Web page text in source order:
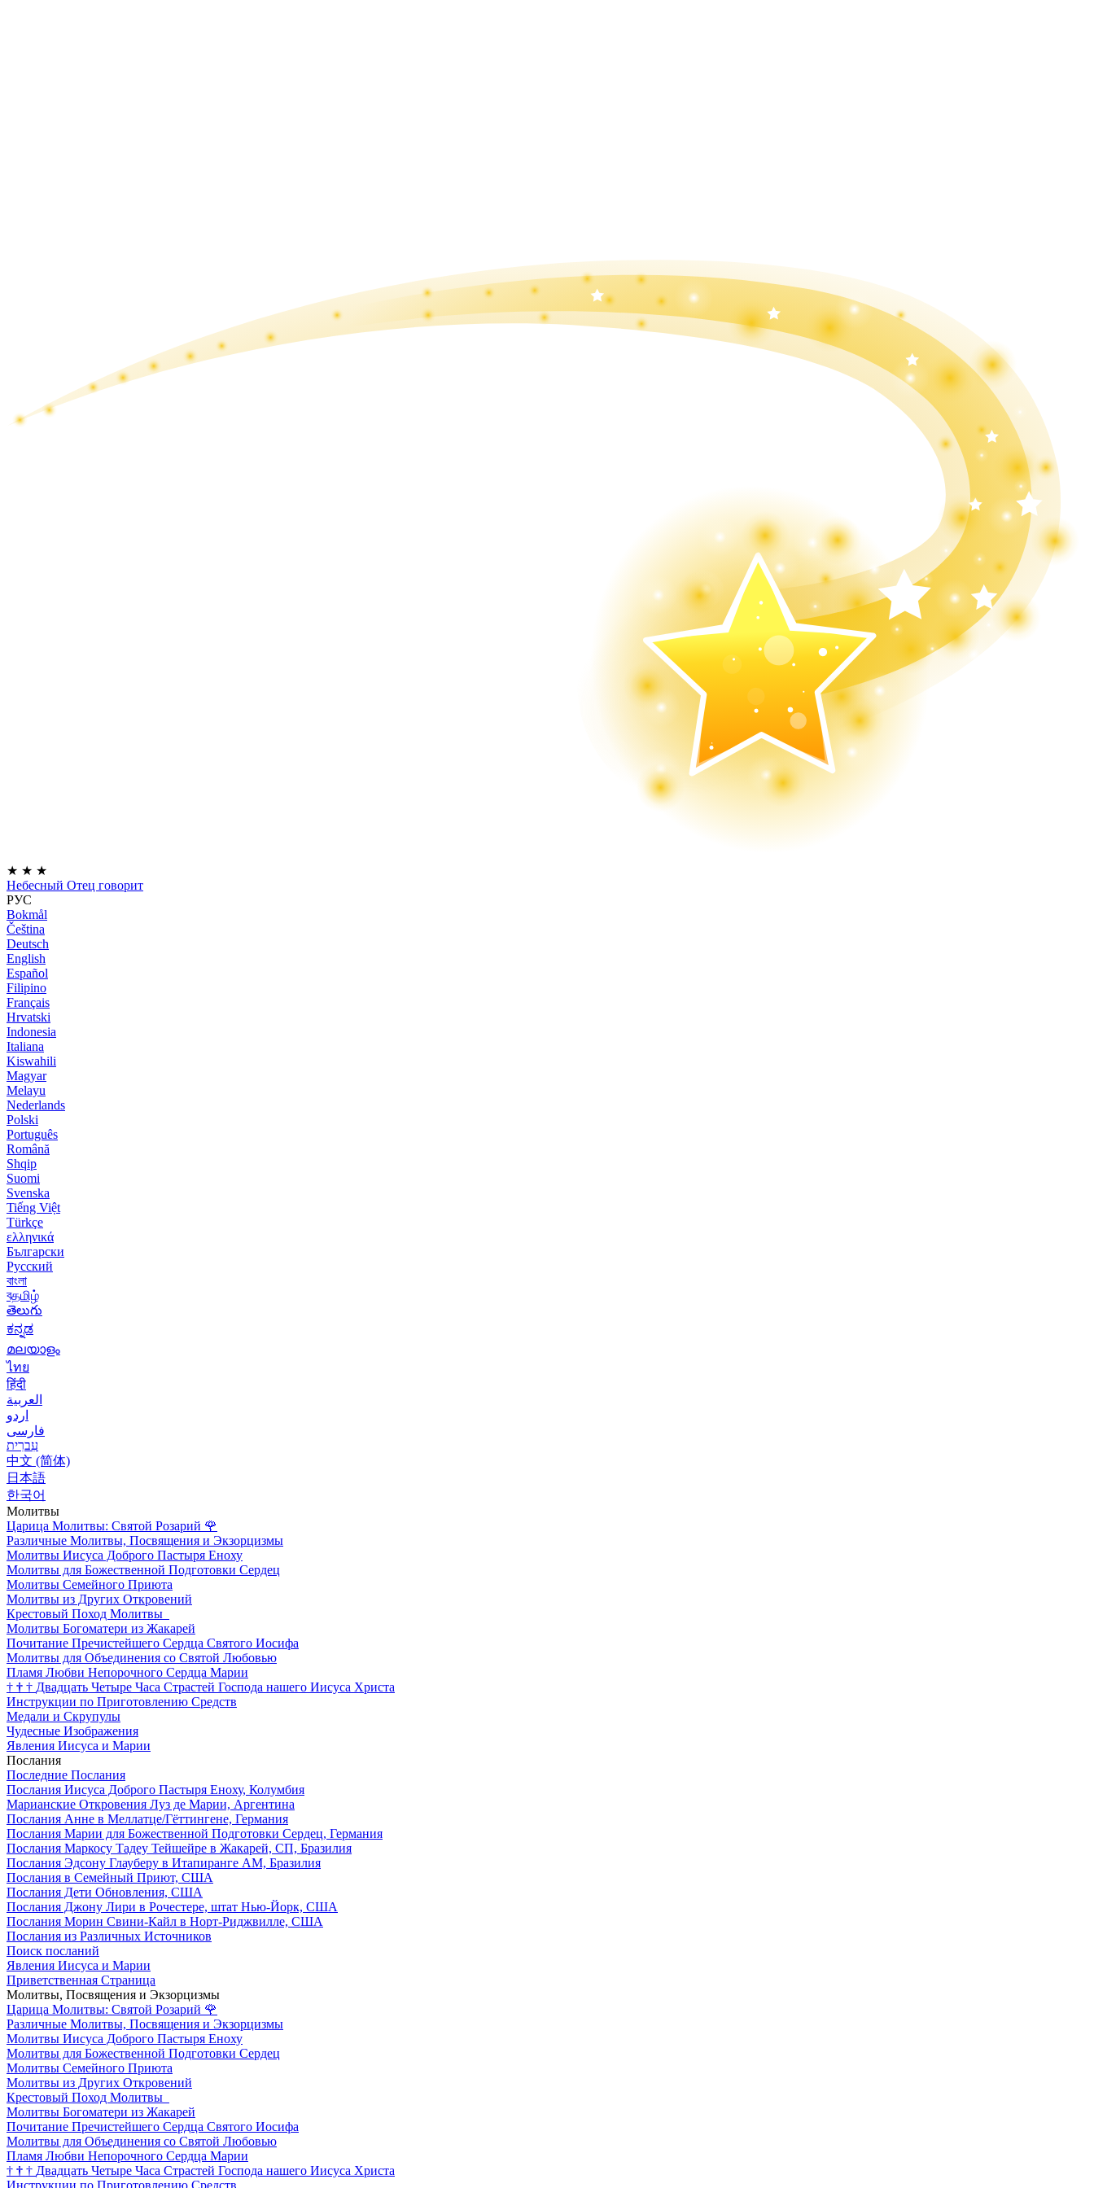
★ ★ ★
Небесный Отец говорит
РУС
Bokmål
Čeština
Deutsch
English
Español
Filipino
Français
Hrvatski
Indonesia
Italiana
Kiswahili
Magyar
Melayu
Nederlands
Polski
Português
Română
Shqip
Suomi
Svenska
Tiếng Việt
Türkçe
ελληνικά
Български
Русский
বাংলা
বதமிழ்
తెలుగు
ಕನ್ನಡ
മലയാളം
ไทย
हिंदी
العربية
اردو
فارسی
עִברִית
中文 (简体)
日本語
한국어
Молитвы
Царица Молитвы: Святой Розарий 🌹
Различные Молитвы, Посвящения и Экзорцизмы
Молитвы Иисуса Доброго Пастыря Еноху
Молитвы для Божественной Подготовки Сердец
Молитвы Семейного Приюта
Молитвы из Других Откровений
Крестовый Поход Молитвы
Молитвы Богоматери из Жакарей
Почитание Пречистейшего Сердца Святого Иосифа
Молитвы для Объединения со Святой Любовью
Пламя Любви Непорочного Сердца Марии
† † † Двадцать Четыре Часа Страстей Господа нашего Иисуса Христа
Инструкции по Приготовлению Средств
Медали и Скрупулы
Чудесные Изображения
Явления Иисуса и Марии
Послания
Последние Послания
Послания Иисуса Доброго Пастыря Еноху, Колумбия
Марианские Откровения Луз де Марии, Аргентина
Послания Анне в Меллатце/Гёттингене, Германия
Послания Марии для Божественной Подготовки Сердец, Германия
Послания Маркосу Тадеу Тейшейре в Жакарей, СП, Бразилия
Послания Эдсону Глауберу в Итапиранге AM, Бразилия
Послания в Семейный Приют, США
Послания Дети Обновления, США
Послания Джону Лири в Рочестере, штат Нью-Йорк, США
Послания Морин Свини-Кайл в Норт-Риджвилле, США
Послания из Различных Источников
Поиск посланий
Явления Иисуса и Марии
Приветственная Страница
Молитвы, Посвящения и Экзорцизмы
Царица Молитвы: Святой Розарий 🌹
Различные Молитвы, Посвящения и Экзорцизмы
Молитвы Иисуса Доброго Пастыря Еноху
Молитвы для Божественной Подготовки Сердец
Молитвы Семейного Приюта
Молитвы из Других Откровений
Крестовый Поход Молитвы
Молитвы Богоматери из Жакарей
Почитание Пречистейшего Сердца Святого Иосифа
Молитвы для Объединения со Святой Любовью
Пламя Любви Непорочного Сердца Марии
† † † Двадцать Четыре Часа Страстей Господа нашего Иисуса Христа
Инструкции по Приготовлению Средств